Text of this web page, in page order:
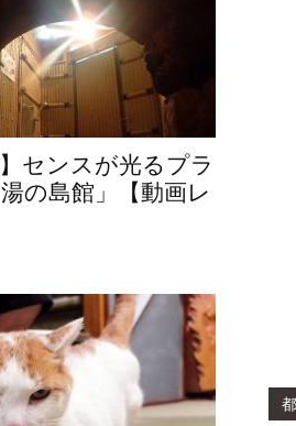
テ
ィ】
センスが光るプラ
の島館」【動画レ